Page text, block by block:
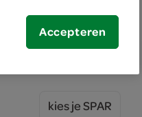
kies je SPAR
Accepteren